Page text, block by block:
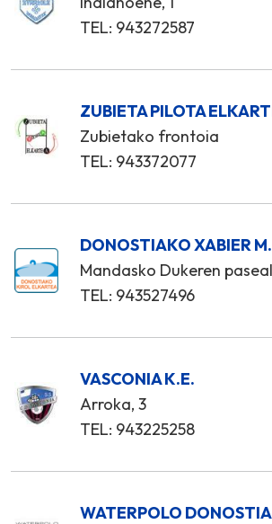
TEL: 943272587
ZUBIETA PILOTA
Zubietako frontoia
TEL: 943372077
DONOSTIAKO XABIER
Mandasko Dukeren
TEL: 943527496
VASCONIA K.E.
Arroka, 3
TEL: 943225258
WATERPOLO DONOSTIA